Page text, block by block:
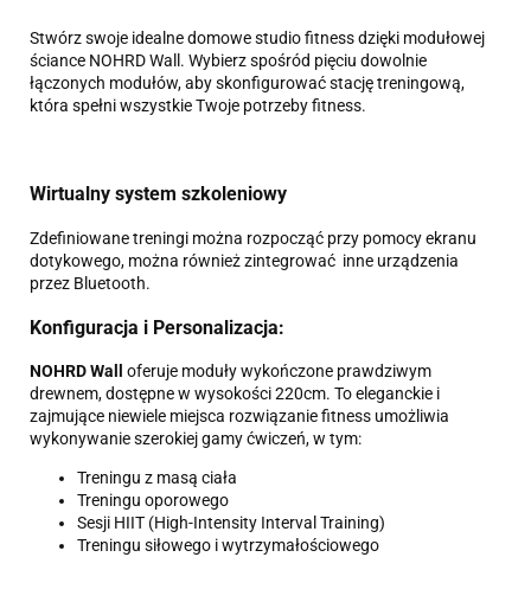
Stwórz swoje idealne domowe studio fitness dzięki modułowej
ściance NOHRD Wall. Wybierz spośród pięciu dowolnie
łączonych modułów, aby skonfigurować stację treningową,
która spełni wszystkie Twoje potrzeby fitness.
Wirtualny system szkoleniowy
Zdefiniowane treningi można rozpocząć przy pomocy ekranu
dotykowego, można również zintegrować inne urządzenia
przez Bluetooth.
Konfiguracja i Personalizacja:
NOHRD Wall
oferuje moduły wykończone prawdziwym
drewnem, dostępne w wysokości 220cm. To eleganckie i
zajmujące niewiele miejsca rozwiązanie fitness umożliwia
wykonywanie szerokiej gamy ćwiczeń, w tym:
Treningu z masą ciała
Treningu oporowego
Sesji HIIT (High-Intensity Interval Training)
Treningu siłowego i wytrzymałościowego